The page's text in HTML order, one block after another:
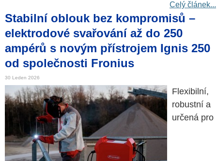
Celý článek...
Stabilní oblouk bez kompromisů –
elektrodové svařování až do 250
ampérů s novým přístrojem Ignis 250
od společnosti Fronius
30 Leden 2026
Flexibilní,
robustní a
určená pro